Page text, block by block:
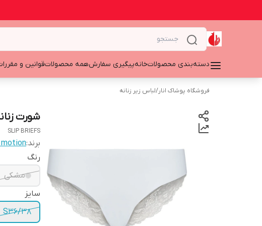
دسته‌بندی محصولاتخانهپیگیری سفارشهمه محصولاتقوانین و
فروشگاه پوشاک انار/لباس زیر زنانه
شورت
SLIP BRIEFS
برند:
رنگ
مشکی
سایز
S36/38